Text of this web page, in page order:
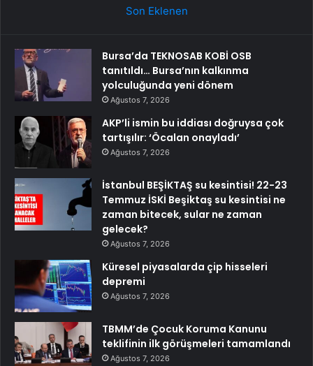
Son Eklenen
Bursa’da TEKNOSAB KOBİ OSB
tanıtıldı… Bursa’nın kalkınma
yolculuğunda yeni dönem
Ağustos 7, 2026
AKP’li ismin bu iddiası doğruysa çok
tartışılır: ‘Öcalan onayladı’
Ağustos 7, 2026
İstanbul BEŞİKTAŞ su kesintisi! 22-23
Temmuz İSKİ Beşiktaş su kesintisi ne
zaman bitecek, sular ne zaman
gelecek?
Ağustos 7, 2026
Küresel piyasalarda çip hisseleri
depremi
Ağustos 7, 2026
TBMM’de Çocuk Koruma Kanunu
teklifinin ilk görüşmeleri tamamlandı
Ağustos 7, 2026